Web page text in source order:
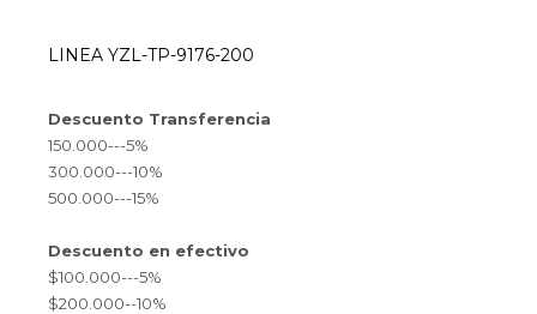
LINEA YZL-TP-9176-200
Descuento Transferencia
150.000---5%
300.000---10%
500.000---15%
Descuento en efectivo
$100.000---5%
$200.000--10%